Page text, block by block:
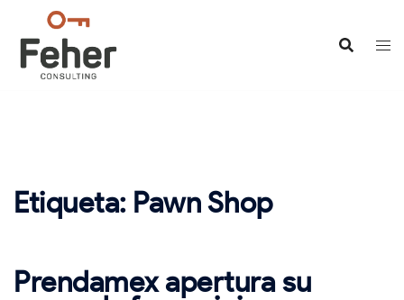
contenido
Etiqueta: Pawn Shop
Prendamex apertura su